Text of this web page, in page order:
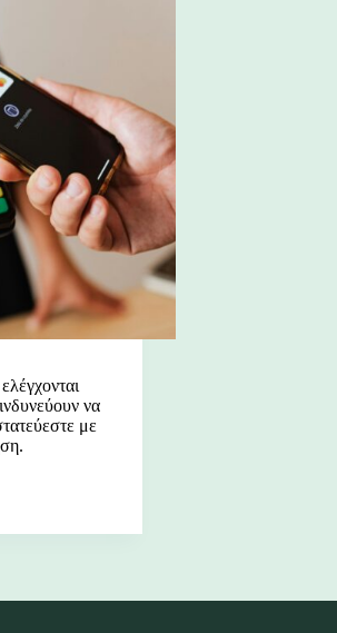
να
με